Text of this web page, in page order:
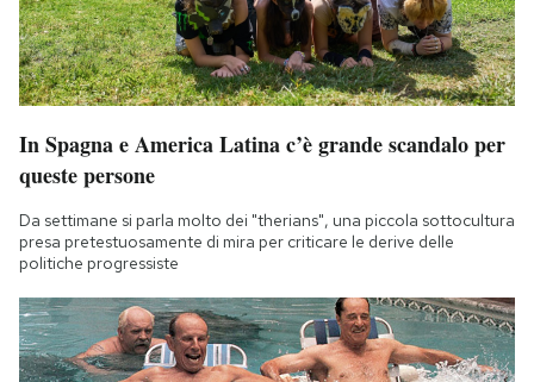
In Spagna e America Latina c’è grande scandalo per
queste persone
Da settimane si parla molto dei "therians", una piccola sottocultura
presa pretestuosamente di mira per criticare le derive delle
politiche progressiste